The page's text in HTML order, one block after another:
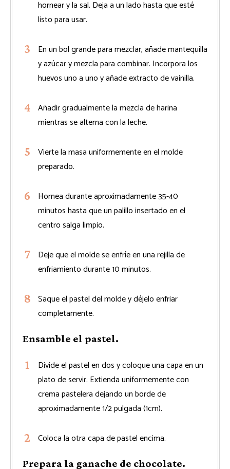
hornear y la sal. Deja a un lado hasta que esté
listo para usar.
En un bol grande para mezclar, añade mantequilla
y azúcar y mezcla para combinar. Incorpora los
huevos uno a uno y añade extracto de vainilla.
Añadir gradualmente la mezcla de harina
mientras se alterna con la leche.
Vierte la masa uniformemente en el molde
preparado.
Hornea durante aproximadamente 35-40
minutos hasta que un palillo insertado en el
centro salga limpio.
Deje que el molde se enfríe en una rejilla de
enfriamiento durante 10 minutos.
Saque el pastel del molde y déjelo enfriar
completamente.
Ensamble el pastel.
Divide el pastel en dos y coloque una capa en un
plato de servir. Extienda uniformemente con
crema pastelera dejando un borde de
aproximadamente 1/2 pulgada (1cm).
Coloca la otra capa de pastel encima.
Prepara la ganache de chocolate.